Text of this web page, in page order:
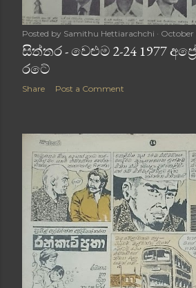
Posted by Samithu Hettiarachchi October
සිත්තර - වෙළුම 2-24 1977
රටේ
Share Post a Comment